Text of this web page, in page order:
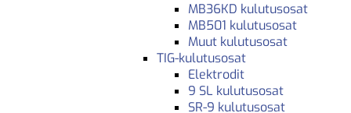
MB36KD kulutusosat
MB501 kulutusosat
Muut kulutusosat
TIG-kulutusosat
Elektrodit
9 SL kulutusosat
SR-9 kulutusosat